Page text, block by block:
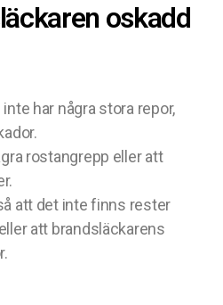
oskadd
har några stora repor,
rostangrepp eller att
att det inte finns rester
att brandsläckarens